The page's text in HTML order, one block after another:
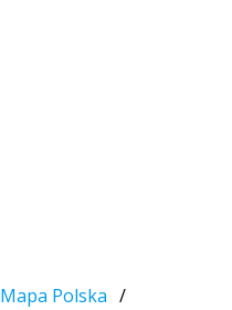
Mapa Polska